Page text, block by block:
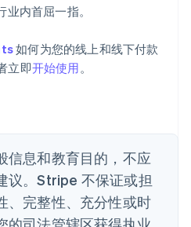
内首屈一指。
如何为您的线上和线下付款
立即开始使用 。
信息和教育目的，不应
议。Stripe 不保证或担
、完整性、充分性或时
的司法管辖区获得执业